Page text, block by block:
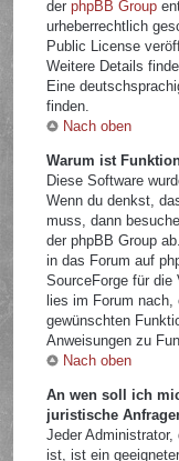
derphpBB Group
urheberrechtlich
Public License
Weitere Details
Eine
finden.
Nach oben
Warum ist
Diese Software
Wenn du denkst,
muss, dann
der phpBB Group
in das Forum auf
SourceForge für die
lies im Forum
gewünschten
Anweisungen zu
Nach oben
An wen soll ich
juristische
Jeder Administrator,
ist, ist ein